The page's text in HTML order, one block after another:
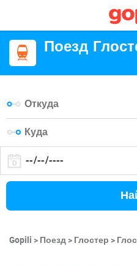
Поезд
Gopili Поезд Глостер